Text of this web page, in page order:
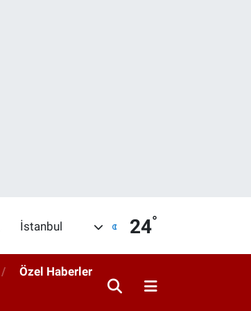
İstanbul 24°
Özel Haberler